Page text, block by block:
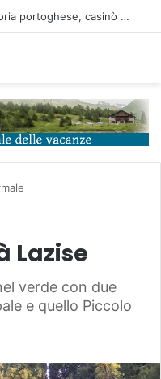
Lazise
verde con due
e quello Piccolo